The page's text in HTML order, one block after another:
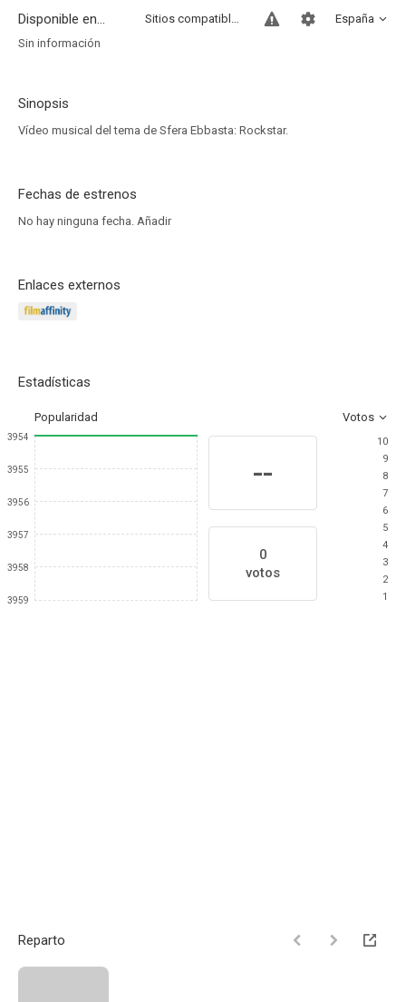
Disponible en... España
Sitios compatibles
Sin información
Sinopsis
Vídeo musical del tema de Sfera Ebbasta: Rockstar.
Fechas de estrenos
No hay ninguna fecha. Añadir
Enlaces externos
Estadísticas
Popularidad Votos
3954
3955
3956
3957
3958
3959
--
0
votos
10
9
8
7
6
5
4
3
2
1
Reparto